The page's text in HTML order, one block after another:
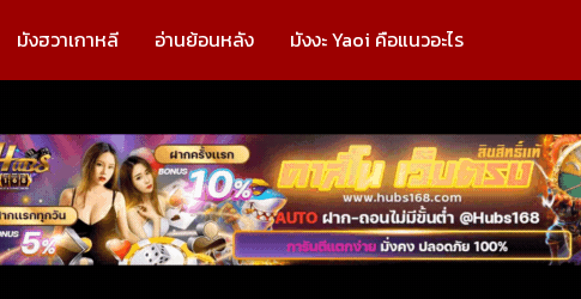
มังฮวาเกาหลี อ่านย้อนหลัง มังงะ Yaoi คือแนวอะไร